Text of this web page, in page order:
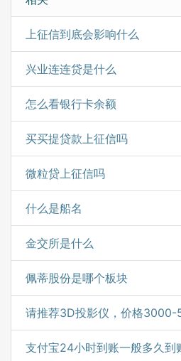
上征信到底会影响什么
兴业连连贷是什么
怎么看银行卡余额
买买提贷款上征信吗
微粒贷上征信吗
什么是船名
金交所是什么
佩蒂股份是哪个板块
请推荐3D投影仪，价格3000-
支付宝24小时到账一般多久到